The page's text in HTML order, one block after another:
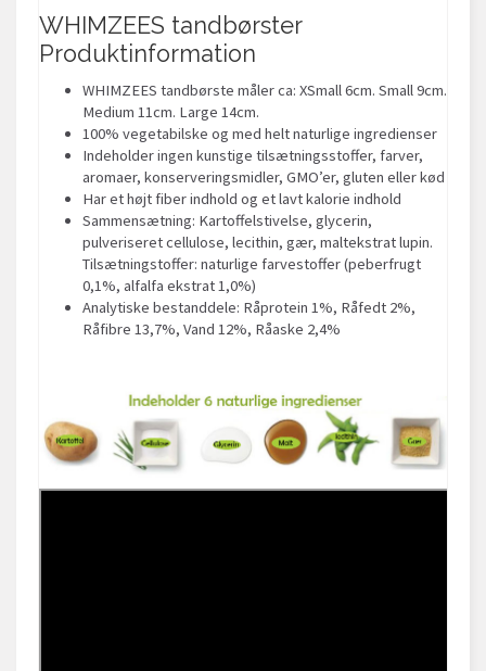
WHIMZEES tandbørster
Produktinformation
WHIMZEES tandbørste måler ca: XSmall 6cm. Small 9cm.
Medium 11cm. Large 14cm.
100% vegetabilske og med helt naturlige ingredienser
Indeholder ingen kunstige tilsætningsstoffer, farver,
aromaer, konserveringsmidler, GMO’er, gluten eller kød
Har et højt fiber indhold og et lavt kalorie indhold
Sammensætning: Kartoffelstivelse, glycerin,
pulveriseret cellulose, lecithin, gær, maltekstrat lupin.
Tilsætningstoffer: naturlige farvestoffer (peberfrugt
0,1%, alfalfa ekstrat 1,0%)
Analytiske bestanddele: Råprotein 1%, Råfedt 2%,
Råfibre 13,7%, Vand 12%, Råaske 2,4%